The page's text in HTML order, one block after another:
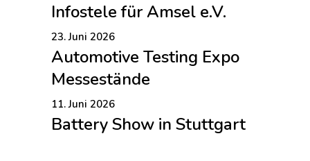
Infostele für Amsel e.V.
23. Juni 2026
Automotive Testing Expo
Messestände
11. Juni 2026
Battery Show in Stuttgart